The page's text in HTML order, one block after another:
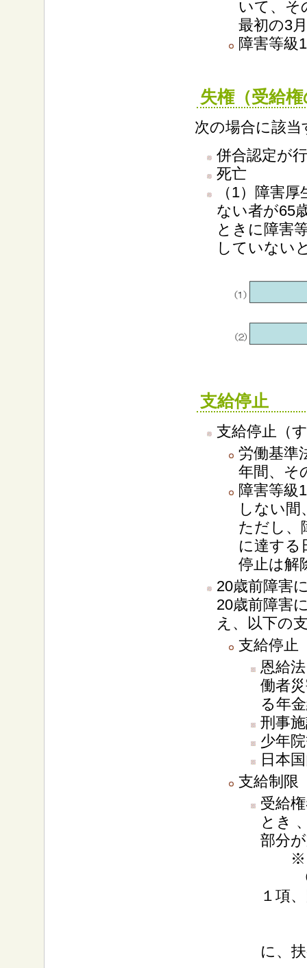
いて、そ
最初の3
障害等級
失権（受給
次の場合に該
併合認定が
死亡
（1）障害
ない者が65
ときに障害
していない
支給停止
支給停止（
労働基準
年間、そ
障害等級
しない間
ただし、
に達する
停止は解
20歳前障害
20歳前障害
え、以下の
支給停止
恩給
働者
る年
刑事
少年
日本
支給制限
受給
とき
部分
※「
①根
１項
に、